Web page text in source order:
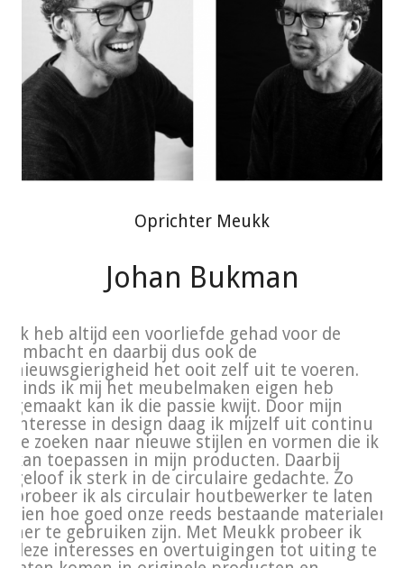
Oprichter Meukk
Johan Bukman
Ik heb altijd een voorliefde gehad voor de
ambacht en daarbij dus ook de
nieuwsgierigheid het ooit zelf uit te voeren.
Sinds ik mij het meubelmaken eigen heb
gemaakt kan ik die passie kwijt. Door mijn
interesse in design daag ik mijzelf uit continu
te zoeken naar nieuwe stijlen en vormen die ik
kan toepassen in mijn producten. Daarbij
geloof ik sterk in de circulaire gedachte. Zo
probeer ik als circulair houtbewerker te laten
zien hoe goed onze reeds bestaande materialen
her te gebruiken zijn. Met Meukk probeer ik
deze interesses en overtuigingen tot uiting te
De meubels en producten van Meukk worden
meubels.
Bent u op zoek naar een eettafel op maat, of een kast voor
betekenen!
Neem contact op met Meukk om te vragen naar de
mogelijkheden...info@meukk.nl
Algemene voorwaarden Privacyverklaring